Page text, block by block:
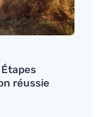
réussie